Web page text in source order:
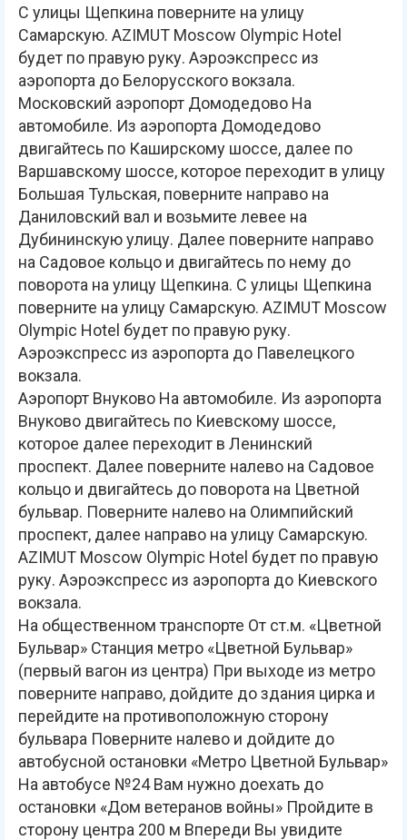
С улицы Щепкина поверните на улицу
Самарскую. AZIMUT Moscow Olympic Hotel
будет по правую руку. Аэроэкспресс из
аэропорта до Белорусского вокзала.
Московский аэропорт Домодедово На
автомобиле. Из аэропорта Домодедово
двигайтесь по Каширскому шоссе, далее по
Варшавскому шоссе, которое переходит в улицу
Большая Тульская, поверните направо на
Даниловский вал и возьмите левее на
Дубининскую улицу. Далее поверните направо
на Садовое кольцо и двигайтесь по нему до
поворота на улицу Щепкина. С улицы Щепкина
поверните на улицу Самарскую. AZIMUT Moscow
Olympic Hotel будет по правую руку.
Аэроэкспресс из аэропорта до Павелецкого
вокзала.
Аэропорт Внуково На автомобиле. Из аэропорта
Внуково двигайтесь по Киевскому шоссе,
которое далее переходит в Ленинский
проспект. Далее поверните налево на Садовое
кольцо и двигайтесь до поворота на Цветной
бульвар. Поверните налево на Олимпийский
проспект, далее направо на улицу Самарскую.
AZIMUT Moscow Olympic Hotel будет по правую
руку. Аэроэкспресс из аэропорта до Киевского
вокзала.
На общественном транспорте От ст.м. «Цветной
Бульвар» Станция метро «Цветной Бульвар»
(первый вагон из центра) При выходе из метро
поверните направо, дойдите до здания цирка и
перейдите на противоположную сторону
бульвара Поверните налево и дойдите до
автобусной остановки «Метро Цветной Бульвар»
На автобусе №24 Вам нужно доехать до
остановки «Дом ветеранов войны» Пройдите в
сторону центра 200 м Впереди Вы увидите